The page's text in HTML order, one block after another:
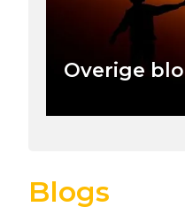
Overige
Blogs